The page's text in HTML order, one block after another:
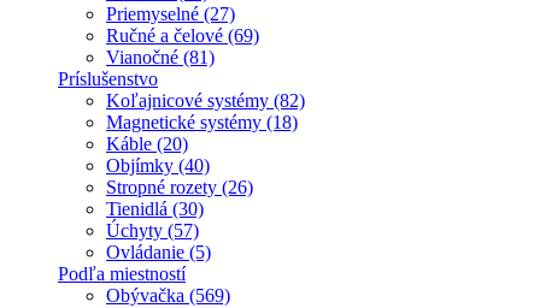
Priemyselné (27)
Ručné a čelové (69)
Vianočné (81)
Príslušenstvo
Koľajnicové systémy (82)
Magnetické systémy (18)
Káble (20)
Objímky (40)
Stropné rozety (26)
Tienidlá (30)
Úchyty (57)
Ovládanie (5)
Podľa miestností
Obývačka (569)